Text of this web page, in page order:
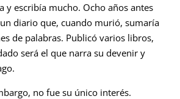
y escribía mucho. Ocho años antes
diario que, cuando murió, sumaría
de palabras. Publicó varios libros,
será el que narra su devenir y
no fue su único interés.